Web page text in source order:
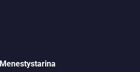
Menestystarina